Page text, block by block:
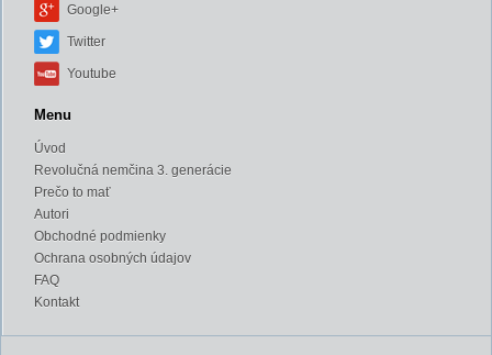
Google+
Twitter
Youtube
Menu
Úvod
Revolučná nemčina 3. generácie
Prečo to mať
Autori
Obchodné podmienky
Ochrana osobných údajov
FAQ
Kontakt